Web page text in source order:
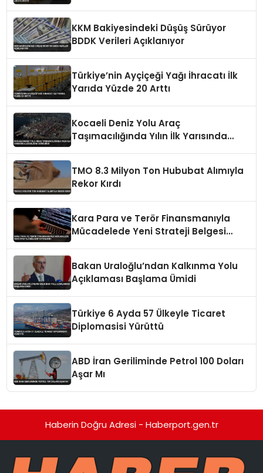
KKM Bakiyesindeki Düşüş Sürüyor
BDDK Verileri Açıklanıyor
Türkiye’nin Ayçiçeği Yağı İhracatı İlk
Yarıda Yüzde 20 Arttı
Kocaeli Deniz Yolu Araç
Taşımacılığında Yılın İlk Yarısında
TMO 8.3 Milyon Ton Hububat Alımıyla
Rekor Kırdı
Kara Para ve Terör Finansmanıyla
Mücadelede Yeni Strateji Belgesi
Bakan Uraloğlu’ndan Kalkınma Yolu
Açıklaması Başlama Ümidi
Türkiye 6 Ayda 57 Ülkeyle Ticaret
Diplomasisi Yürüttü
ABD İran Geriliminde Petrol 100 Doları
Aşar Mı
Haberin Doğru Adresi - Haberport.gen.tr